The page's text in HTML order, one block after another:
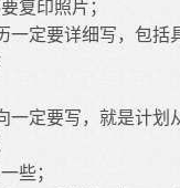
复印照片；
一定要详细写，包括
一定要写，就是计划
些；